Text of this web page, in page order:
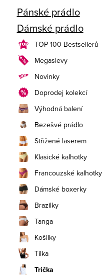
s
t
r
a
n
n
í
p
a
n
e
l
Pánské prádlo
Dámské prádlo
TOP 100 Bestsellerů
Megaslevy
Novinky
Doprodej kolekcí
Výhodná balení
Bezešvé prádlo
Střižené laserem
Klasické kalhotky
Francouzské kalhotky
Dámské boxerky
Brazilky
Tanga
Košilky
Tílka
Trička